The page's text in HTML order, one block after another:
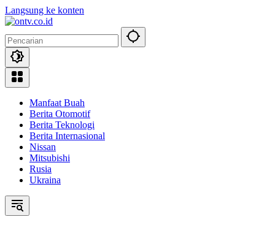
Langsung ke konten
Manfaat Buah
Berita Otomotif
Berita Teknologi
Berita Internasional
Nissan
Mitsubishi
Rusia
Ukraina